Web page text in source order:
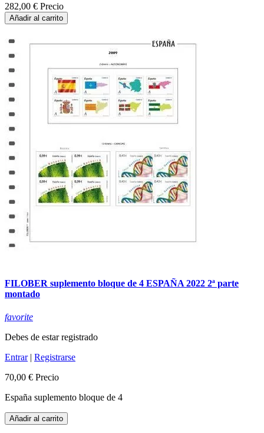
282,00 € Precio
Añadir al carrito
FILOBER suplemento bloque de 4 ESPAÑA 2022 2ª parte
montado
favorite
Debes de estar registrado
Entrar| Registrarse
70,00 € Precio
España suplemento bloque de 4
Añadir al carrito